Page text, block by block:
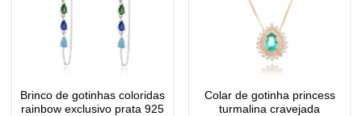
Brinco de gotinhas coloridas
rainbow exclusivo prata 925
Colar de gotinha princess
turmalina cravejada